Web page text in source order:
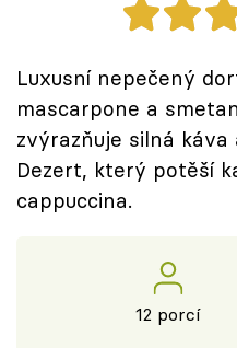
Přihlášení
Sledujte nás
Luxusní nepečený
mascarpone a
zvýrazňuje silná káva
Dezert, který potěší
cappuccina.
12 porcí